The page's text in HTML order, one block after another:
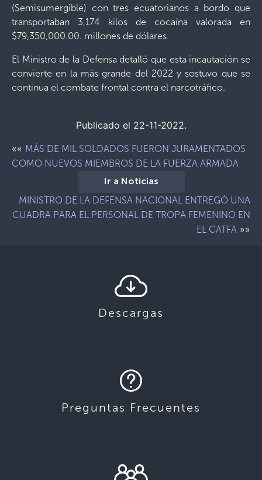
(Semisumergible) con tres ecuatorianos a bordo que
transportaban 3,174 kilos de cocaína valorada en
$79,350,000.00. millones de dólares.
El Ministro de la Defensa detalló que esta incautación se
convierte en la más grande del 2022 y sostuvo que se
continua el combate frontal contra el narcotráfico.
Publicado el 22-11-2022.
«« MÁS DE MIL SOLDADOS FUERON JURAMENTADOS
COMO NUEVOS MIEMBROS DE LA FUERZA ARMADA
Ir a Noticias
MINISTRO DE LA DEFENSA NACIONAL ENTREGÓ UNA
CUADRA PARA EL PERSONAL DE TROPA FEMENINO EN
EL CATFA »»
Descargas
Preguntas Frecuentes